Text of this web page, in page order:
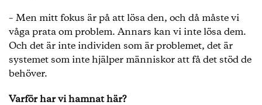
– Men mitt fokus är på att lösa den, och då måste vi
våga prata om problem. Annars kan vi inte lösa dem.
Och det är inte individen som är problemet, det är
systemet som inte hjälper människor att få det stöd de
behöver.
Varför har vi hamnat här?